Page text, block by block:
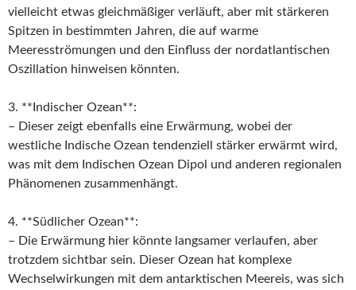
vielleicht etwas gleichmäßiger verläuft, aber mit stärkeren
Spitzen in bestimmten Jahren, die auf warme
Meeresströmungen und den Einfluss der nordatlantischen
Oszillation hinweisen könnten.
3. **Indischer Ozean**:
– Dieser zeigt ebenfalls eine Erwärmung, wobei der
westliche Indische Ozean tendenziell stärker erwärmt wird,
was mit dem Indischen Ozean Dipol und anderen regionalen
Phänomenen zusammenhängt.
4. **Südlicher Ozean**:
– Die Erwärmung hier könnte langsamer verlaufen, aber
trotzdem sichtbar sein. Dieser Ozean hat komplexe
Wechselwirkungen mit dem antarktischen Meereis, was sich